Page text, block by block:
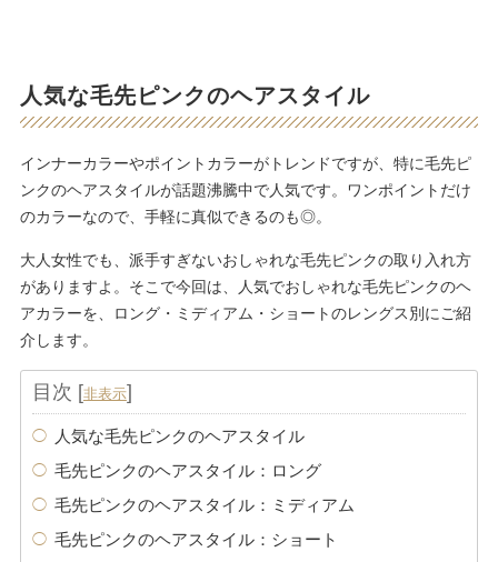
人気な毛先ピンクのヘアスタイル
インナーカラーやポイントカラーがトレンドですが、特に毛先ピ
ンクのヘアスタイルが話題沸騰中で人気です。ワンポイントだけ
のカラーなので、手軽に真似できるのも◎。
大人女性でも、派手すぎないおしゃれな毛先ピンクの取り入れ方
がありますよ。そこで今回は、人気でおしゃれな毛先ピンクのヘ
アカラーを、ロング・ミディアム・ショートのレングス別にご紹
介します。
目次 [非表示]
人気な毛先ピンクのヘアスタイル
毛先ピンクのヘアスタイル：ロング
毛先ピンクのヘアスタイル：ミディアム
毛先ピンクのヘアスタイル：ショート